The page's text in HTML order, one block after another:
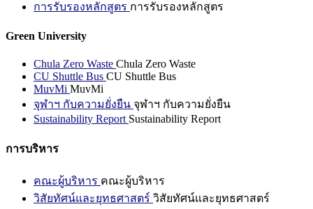
การรับรองหลักสูตร การรับรองหลักสูตร
Green University
Chula Zero Waste Chula Zero Waste
CU Shuttle Bus CU Shuttle Bus
MuvMi MuvMi
จุฬาฯ กับความยั่งยืน จุฬาฯ กับความยั่งยืน
Sustainability Report Sustainability Report
การบริหาร
คณะผู้บริหาร คณะผู้บริหาร
วิสัยทัศน์และยุทธศาสตร์ วิสัยทัศน์และยุทธศาสตร์